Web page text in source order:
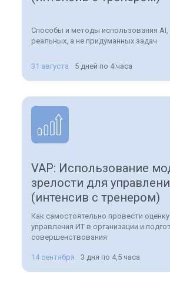
Способы и методы использования AI,
реальных, а не придуманных задач
31 августа 5 дней по 4 часа
VAP: Использование
зрелости для
(интенсив с тренером)
Как самостоятельно провести
управления ИТ в организации и
совершенствования
14 сентября 3 дня по 4,5 часа